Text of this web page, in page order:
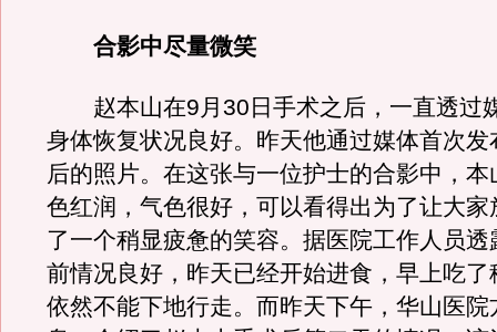
合影中尽量微笑
赵本山在9月30日手术之后，一直透过
身体恢复状况良好。昨天他通过媒体首次发
后的照片。在这张与一位护士的合影中，
色红润，气色很好，可以看得出为了让大家
了一个稍显疲惫的笑容。据医院工作人员透
前情况良好，昨天已经开始进食，早上吃了
依然不能下地行走。而昨天下午，华山医院